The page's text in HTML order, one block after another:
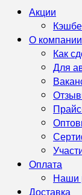
Акции
О компании
Как
Для
Оплата
Наши
Доставка